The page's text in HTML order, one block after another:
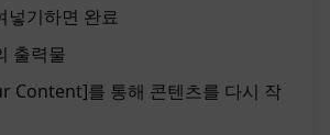
넣기하면 완료
출력물
Content]를 통해 콘텐츠를 다시 작